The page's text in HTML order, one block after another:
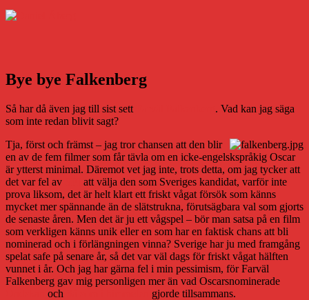
Bye bye Falkenberg
Så har då även jag till sist sett
. Vad kan jag säga
som inte redan blivit sagt?
Tja, först och främst – jag tror chansen att den blir
en av de fem filmer som får tävla om en icke-engelskspråkig Oscar
är ytterst minimal. Däremot vet jag inte, trots detta, om jag tycker att
det var fel av
att välja den som Sveriges kandidat, varför inte
prova liksom, det är helt klart ett friskt vågat försök som känns
mycket mer spännande än de slätstrukna, förutsägbara val som gjorts
de senaste åren. Men det är ju ett vågspel – bör man satsa på en film
som verkligen känns unik eller en som har en faktisk chans att bli
nominerad och i förlängningen vinna? Sverige har ju med framgång
spelat safe på senare år, så det var väl dags för friskt vågat hälften
vunnet i år. Och jag har gärna fel i min pessimism, för Farväl
Falkenberg gav mig personligen mer än vad Oscarsnominerade
och
gjorde tillsammans.